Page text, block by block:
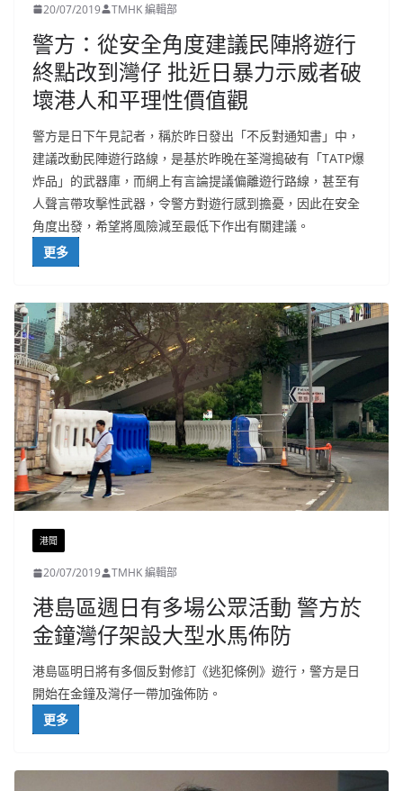
20/07/2019 TMHK 編輯部
警方：從安全角度建議民陣將遊行
終點改到灣仔 批近日暴力示威者破
壞港人和平理性價值觀
警方是日下午見記者，稱於昨日發出「不反對通知書」中，
建議改動民陣遊行路線，是基於昨晚在荃灣搗破有「TATP爆
炸品」的武器庫，而網上有言論提議偏離遊行路線，甚至有
人聲言帶攻擊性武器，令警方對遊行感到擔憂，因此在安全
角度出發，希望將風險減至最低下作出有關建議。
更多
港聞
20/07/2019 TMHK 編輯部
港島區週日有多場公眾活動 警方於
金鐘灣仔架設大型水馬佈防
港島區明日將有多個反對修訂《逃犯條例》遊行，警方是日
開始在金鐘及灣仔一帶加強佈防。
更多